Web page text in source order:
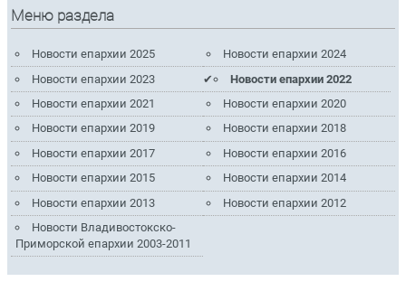
Меню раздела
Новости епархии 2025
Новости епархии 2024
Новости епархии 2023
Новости епархии 2022
Новости епархии 2021
Новости епархии 2020
Новости епархии 2019
Новости епархии 2018
Новости епархии 2017
Новости епархии 2016
Новости епархии 2015
Новости епархии 2014
Новости епархии 2013
Новости епархии 2012
Новости Владивостокско-
Приморской епархии 2003-2011